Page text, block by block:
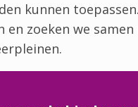
kunnen
en zoeken we